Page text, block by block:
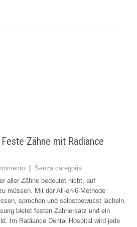
Zähne mit Radiance
| Senza categoria
aller Zähne bedeutet nicht, auf
müssen. Mit der All-on-6-Methode
sprechen und selbstbewusst lächeln.
bietet festen Zahnersatz und ein
Im Radiance Dental Hospital wird jede